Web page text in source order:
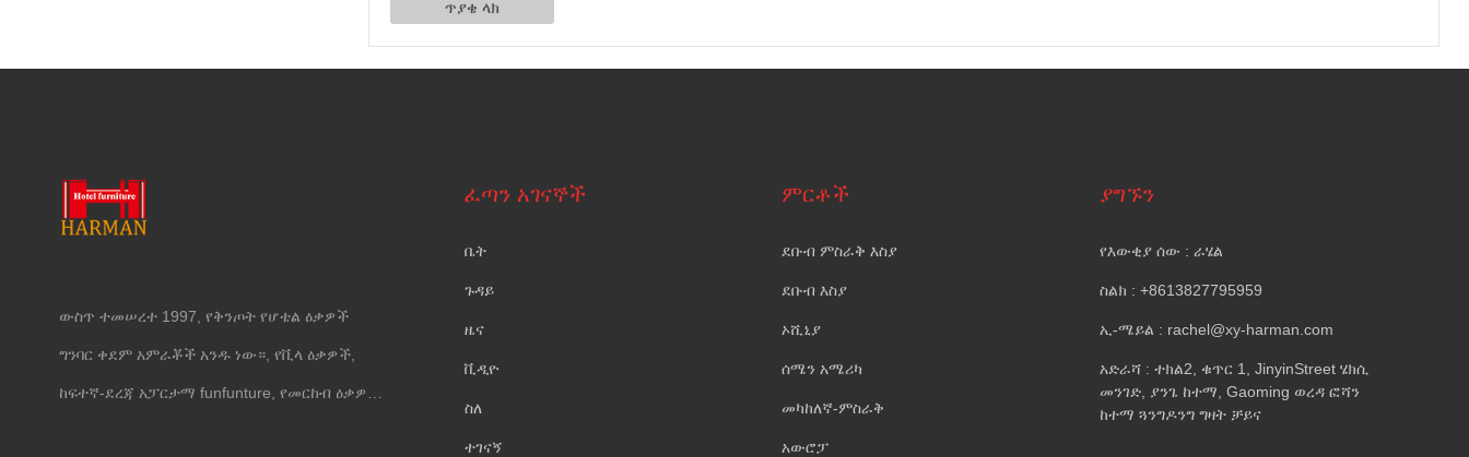
ውስጥ ተመሠረተ 1997, የቅንጦት የሆቴል ዕቃዎች
ግንባር ቀደም አምራቾች አንዱ ነው።, የቪላ ዕቃዎች,
ከፍተኛ-ደረጃ አፓርታማ funfunture, የመርከብ ዕቃዎች
ፈጣን አገናኞች
ቤት
ጉዳይ
ዜና
ቪዲዮ
ስለ
ተገናኝ
ምርቶች
ደቡብ ምስራቅ እስያ
ደቡብ እስያ
ኦሺኒያ
ሰሜን አሜሪካ
መካከለኛ-ምስራቅ
አውሮፓ
ያግኙን
የእውቂያ ሰው : ራሄል
ስልክ : +8613827795959
ኢ-ሜይል : rachel@xy-harman.com
አድራሻ : ተክል2, ቁጥር 1, JinyinStreet ሄክሲ
መንገድ, ያንጌ ከተማ, Gaoming ወረዳ ፎሻን
ከተማ ጓንግዶንግ ግዛት ቻይና